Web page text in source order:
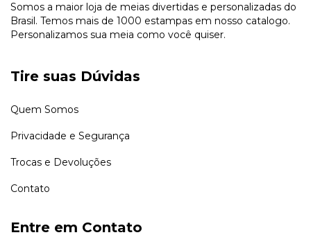
Somos a maior loja de meias divertidas e personalizadas do
Brasil. Temos mais de 1000 estampas em nosso catalogo.
Personalizamos sua meia como você quiser.
Tire suas Dúvidas
Quem Somos
Privacidade e Segurança
Trocas e Devoluções
Contato
Entre em Contato